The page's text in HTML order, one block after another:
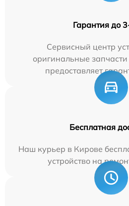
Гарантия до
Сервисный центр
оригинальные
предоставляет
Бесплатная
Наш курьер в Кирове
устройство на